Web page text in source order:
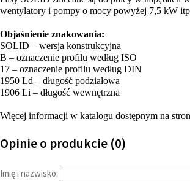
wentylatory i pompy o mocy powyżej 7,5 kW
Objaśnienie znakowania:
SOLID – wersja konstrukcyjna
B – oznaczenie profilu według ISO
17 – oznaczenie profilu według DIN
1950 Ld – długość podziałowa
1906 Li – długość wewnętrzna
Więcej informacji w katalogu dostępnym na
Opinie o produkcie (0)
Imię i nazwisko: